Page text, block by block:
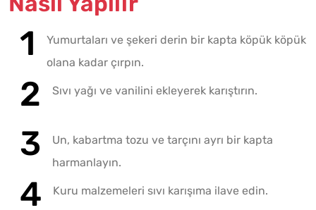
Yumurtaları ve şekeri derin bir kapta köpük köpük
olana kadar çırpın.
Sıvı yağı ve vanilini ekleyerek karıştırın.
Un, kabartma tozu ve tarçını ayrı bir kapta
harmanlayın.
Kuru malzemeleri sıvı karışıma ilave edin.